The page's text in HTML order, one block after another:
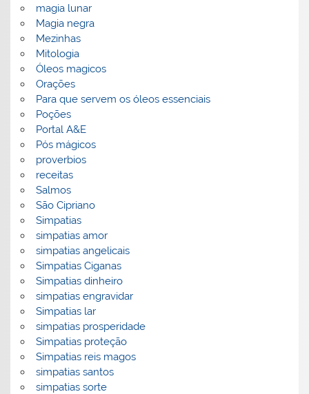
magia lunar
Magia negra
Mezinhas
Mitologia
Óleos magicos
Orações
Para que servem os óleos essenciais
Poções
Portal A&E
Pós mágicos
proverbios
receitas
Salmos
São Cipriano
Simpatias
simpatias amor
simpatias angelicais
Simpatias Ciganas
Simpatias dinheiro
simpatias engravidar
Simpatias lar
simpatias prosperidade
Simpatias proteção
Simpatias reis magos
simpatias santos
simpatias sorte